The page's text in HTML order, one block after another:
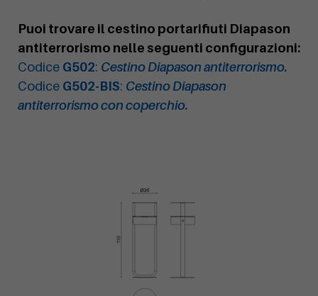
Puoi trovare il cestino portarifiuti Diapason
antiterrorismo nelle seguenti configurazioni:
Codice G502: Cestino Diapason antiterrorismo.
Codice G502-BIS: Cestino Diapason
antiterrorismo con coperchio.